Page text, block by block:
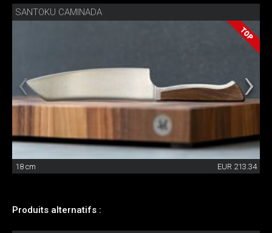
SANTOKU CAMINADA
18 cm EUR 213.34
Produits alternatifs :